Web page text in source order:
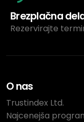
Brezplačna
Rezervirajte
O nas
Trustindex Ltd.
Najcenejša